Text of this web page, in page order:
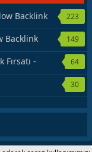
Backlink
223
Backlink
149
Fırsatı -
64
30
Ltd.|Add-Onsby